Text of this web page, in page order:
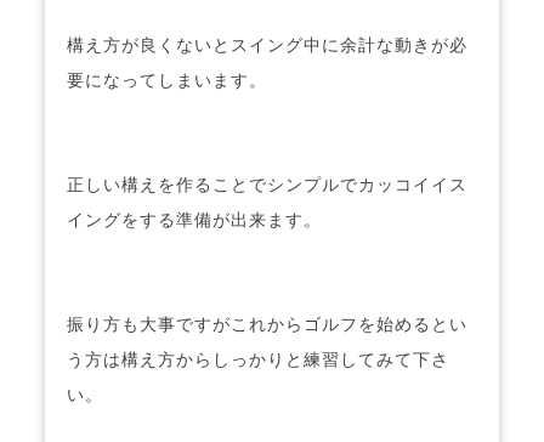
構え方が良くないとスイング中に余計な動きが必
要になってしまいます。
正しい構えを作ることでシンプルでカッコイイス
イングをする準備が出来ます。
振り方も大事ですがこれからゴルフを始めるとい
う方は構え方からしっかりと練習してみて下さ
い。